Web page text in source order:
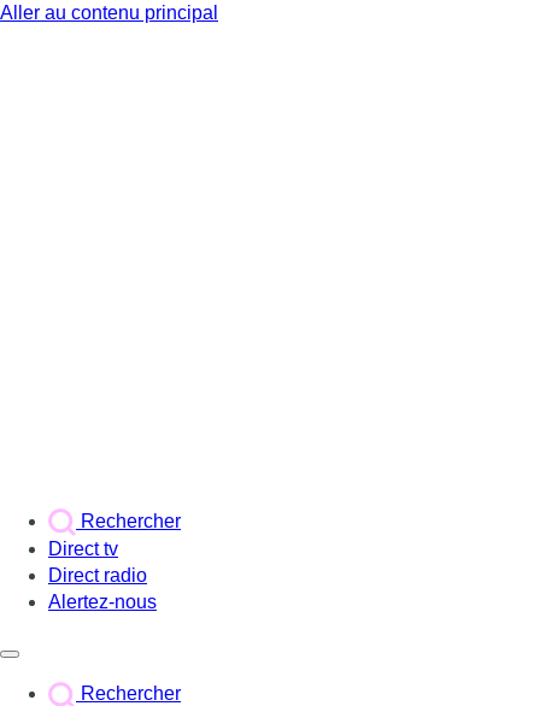
Aller au contenu principal
Rechercher
Direct tv
Direct radio
Alertez-nous
Rechercher